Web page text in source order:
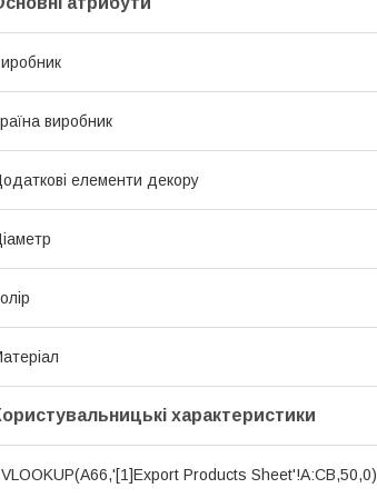
виробник
елементи декору
характеристики
Products Sheet'!A:CB,50,0)